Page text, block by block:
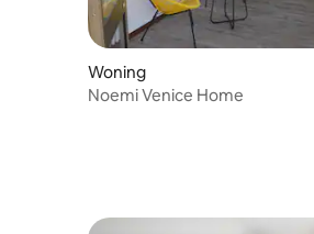
Woning
Noemi Venice Home